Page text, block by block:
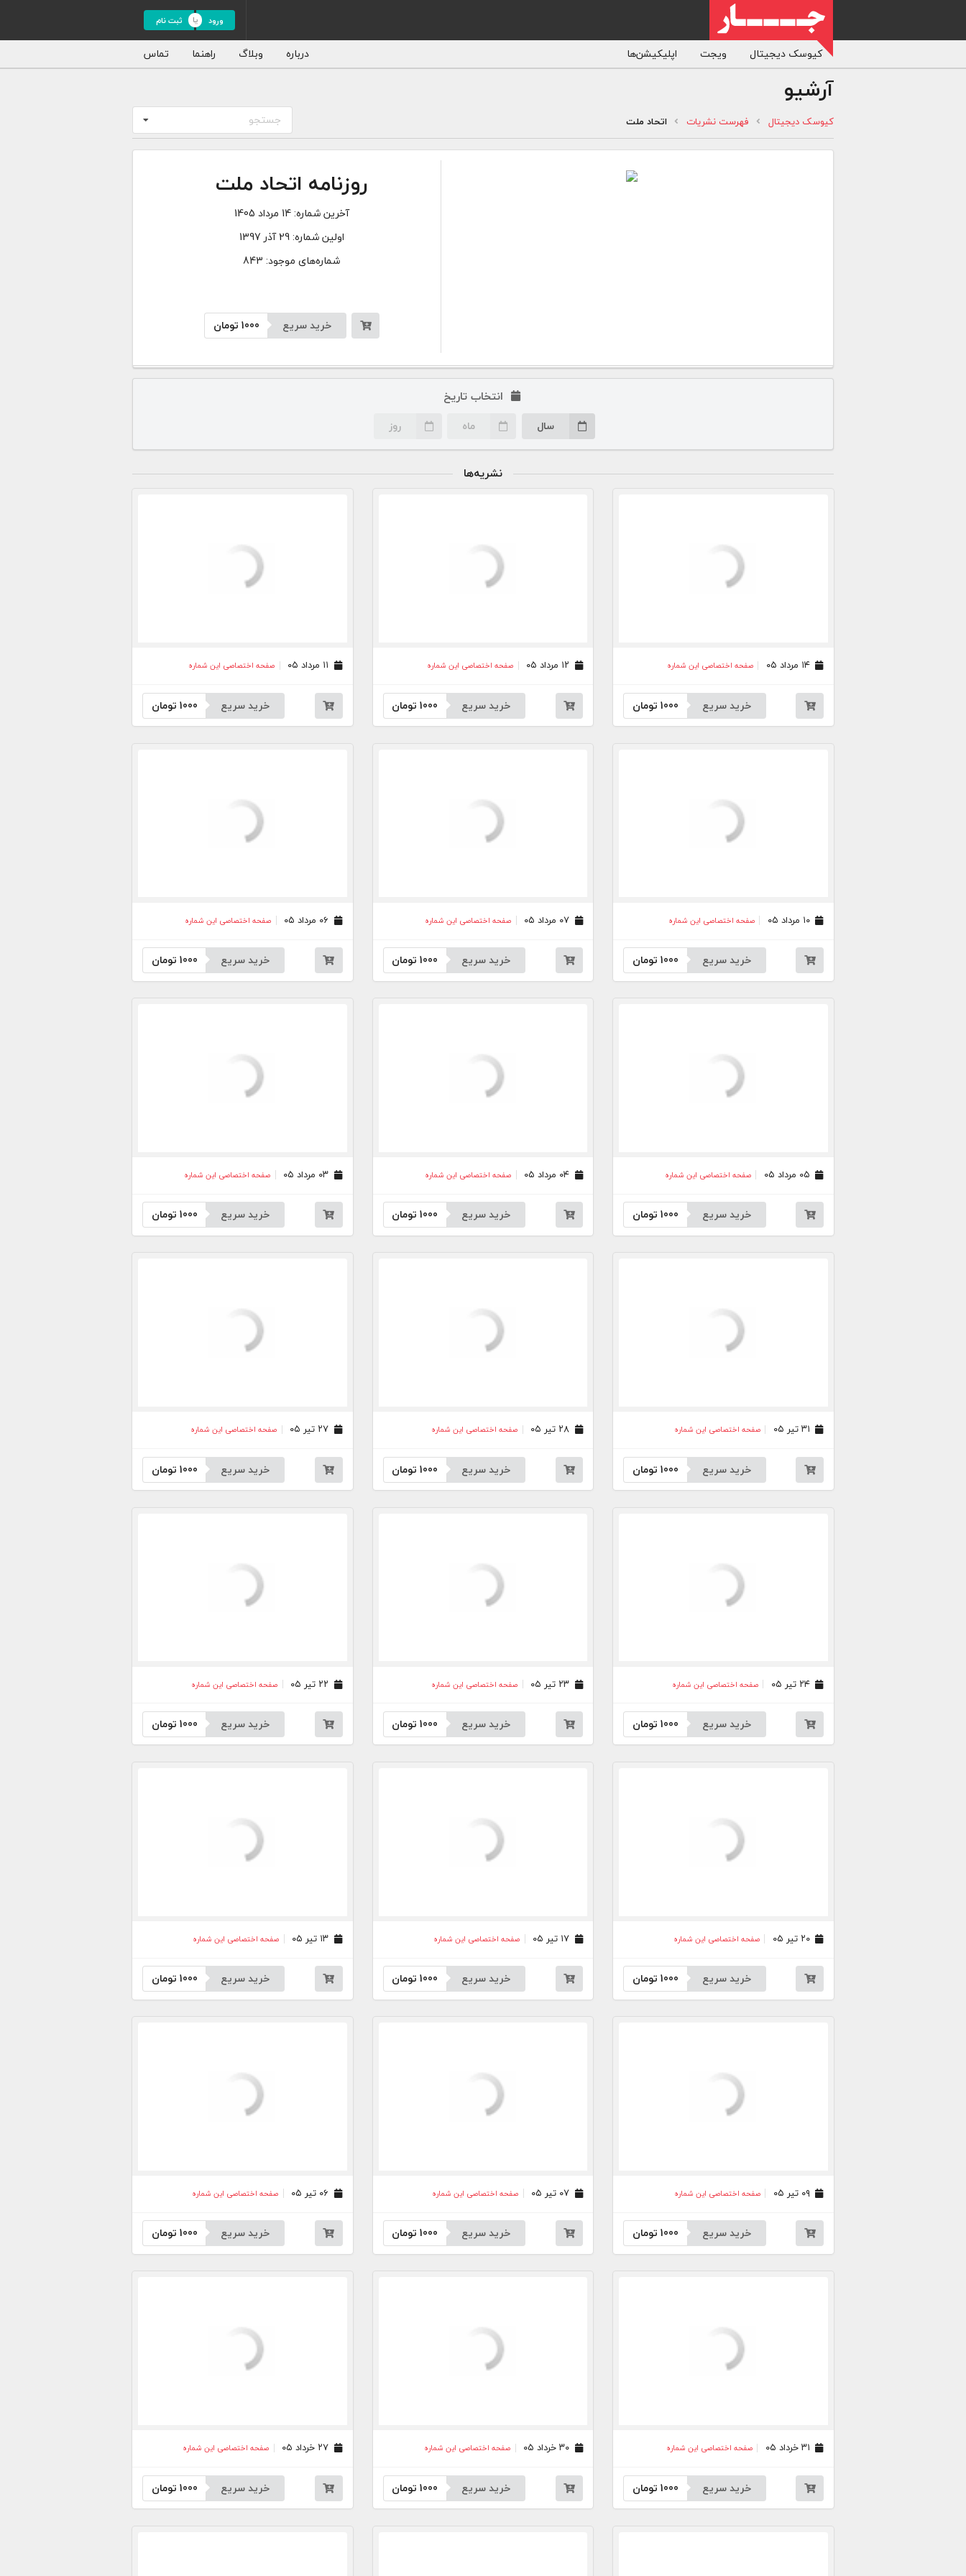
ورود ثبت نام
کیوسک دیجیتال ویجت اپلیکیشن‌ها درباره وبلاگ راهنما تماس
آرشیو
کیوسک دیجیتال فهرست نشریات اتحاد ملت جستجو
روزنامه اتحاد ملت
آخرین شماره:14 مرداد 1405
اولین شماره:29 آذر 1397
شماره‌های موجود: 843
خرید سریع 1000 تومان
انتخاب تاریخ
سال ماه روز
نشریه‌ها
۱۴ مرداد ۰۵ صفحه اختصاصی این شماره
خرید سریع 1000 تومان
صفحه اختصاصی این شماره
خرید سریع 1000تومان
صفحه اختصاصی این شماره
خرید سریع 1000 تومان
۱۰ مرداد ۰۵ صفحه اختصاصی این شماره
خرید سریع 1000 تومان
صفحه اختصاصی این شماره
خرید سریع 1000تومان
صفحه اختصاصی این شماره
خرید سریع 1000 تومان
صفحه اختصاصی این شماره
خرید سریع 1000 تومان
صفحه اختصاصی این شماره
خرید سریع 1000تومان
صفحه اختصاصی این شماره
خرید سریع 1000 تومان
صفحه اختصاصی این شماره
خرید سریع 1000 تومان
صفحه اختصاصی این شماره
خرید سریع 1000تومان
صفحه اختصاصی این شماره
خرید سریع 1000 تومان
۲۴ تیر ۰۵ صفحه اختصاصی این شماره
خرید سریع 1000 تومان
صفحه اختصاصی این شماره
خرید سریع 1000تومان
صفحه اختصاصی این شماره
خرید سریع 1000 تومان
۲۰ تیر ۰۵ صفحه اختصاصی این شماره
خرید سریع 1000 تومان
صفحه اختصاصی این شماره
خرید سریع 1000تومان
صفحه اختصاصی این شماره
خرید سریع 1000 تومان
۰۹ تیر ۰۵ صفحه اختصاصی این شماره
خرید سریع 1000 تومان
صفحه اختصاصی این شماره
خرید سریع 1000تومان
صفحه اختصاصی این شماره
خرید سریع 1000 تومان
صفحه اختصاصی این شماره
خرید سریع 1000 تومان
صفحه اختصاصی این شماره
خرید سریع 1000تومان
صفحه اختصاصی این شماره
خرید سریع 1000 تومان